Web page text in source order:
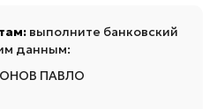
выполните банковский
данным:
ПАВЛО